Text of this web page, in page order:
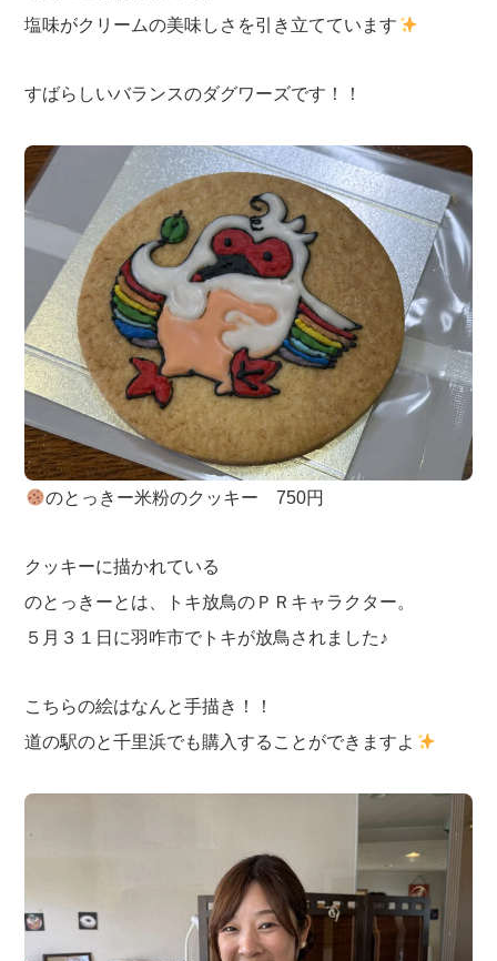
塩味がクリームの美味しさを引き立てています
すばらしいバランスのダグワーズです！！
のとっきー米粉のクッキー 750円
クッキーに描かれている
のとっきーとは、トキ放鳥のＰＲキャラクター。
５月３１日に羽咋市でトキが放鳥されました♪
こちらの絵はなんと手描き！！
道の駅のと千里浜でも購入することができますよ